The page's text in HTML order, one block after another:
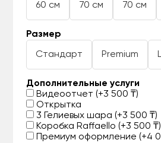
60 см 70 см 70 см
Размер
Стандарт Premium
Дополнительные услуги
Видеоотчет (+3 500 ₸)
Открытка
3 Гелиевых шара (+3 500 ₸)
Коробка Raffaello (+3 500 ₸)
Премиум оформление (+4